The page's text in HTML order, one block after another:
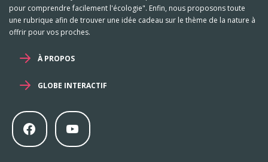
pour comprendre facilement l'écologie". Enfin, nous proposons toute
une rubrique afin de trouver une idée cadeau sur le thème de la nature à
offrir pour vos proches.
À PROPOS
GLOBE INTERACTIF